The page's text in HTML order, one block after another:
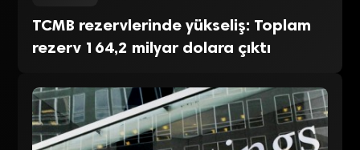
TCMB rezervlerinde yükseliş: Toplam
rezerv 164,2 milyar dolara çıktı